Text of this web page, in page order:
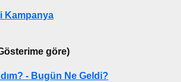
Kampanya
göre)
- Bugün Ne Geldi?